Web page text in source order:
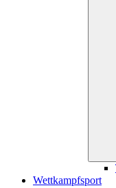
Wettkampfsport